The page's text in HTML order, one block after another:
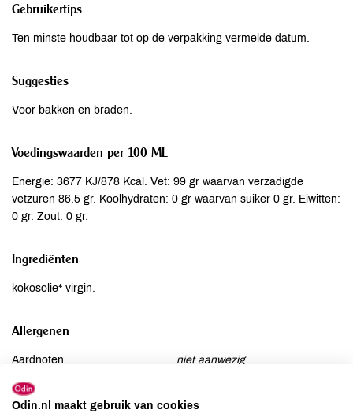
Gebruikertips
Ten minste houdbaar tot op de verpakking vermelde datum.
Suggesties
Voor bakken en braden.
Voedingswaarden per 100 ML
Energie: 3677 KJ/878 Kcal. Vet: 99 gr waarvan verzadigde
vetzuren 86.5 gr. Koolhydraten: 0 gr waarvan suiker 0 gr. Eiwitten:
0 gr. Zout: 0 gr.
Ingrediënten
kokosolie* virgin.
Allergenen
Aardnoten
niet aanwezig
Ei
Gluten
niet aanwezig
Odin.nl maakt gebruik van cookies